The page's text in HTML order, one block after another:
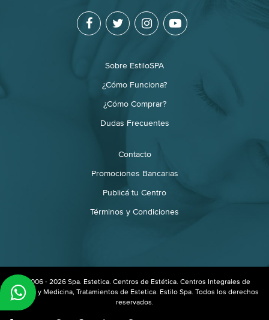
Sobre EstiloSPA
¿Cómo Funciona?
¿Cómo Comprar?
Dudas Frecuentes
Contacto
Promociones Bancarias
Publicá tu Centro
Términos y Condiciones
© 2006 - 2026 Spa. Estetica. Centros de Estética. Centros Integrales de
Estética y Medicina, Tratamientos de Estetica. Estilo Spa. Todos los derechos
reservados.